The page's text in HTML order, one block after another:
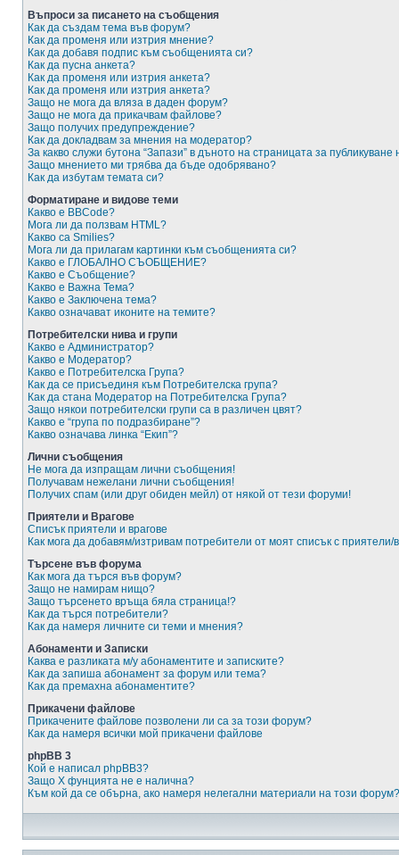
Въпроси за писането на съобщения
Как да създам тема във форум?
Как да променя или изтрия мнение?
Как да добавя подпис към съобщенията си?
Как да пусна анкета?
Как да променя или изтрия анкета?
Как да променя или изтрия анкета?
Защо не мога да вляза в даден форум?
Защо не мога да прикачвам файлове?
Защо получих предупреждение?
Как да докладвам за мнения на модератор?
За какво служи бутона “Запази” в дъното на страницата за
Защо мнението ми трябва да бъде одобрявано?
Как да избутам темата си?
Форматиране и видове теми
Какво е BBCode?
Мога ли да ползвам HTML?
Какво са Smilies?
Мога ли да прилагам картинки към съобщенията си?
Какво е ГЛОБАЛНО СЪОБЩЕНИЕ?
Какво е Съобщение?
Какво е Важна Тема?
Какво е Заключена тема?
Какво означават иконите на темите?
Потребителски нива и групи
Какво е Администратор?
Какво е Модератор?
Какво е Потребителска Група?
Как да се присъединя към Потребителска група?
Как да стана Модератор на Потребителска Група?
Защо някои потребителски групи са в различен цвят?
Какво е “група по подразбиране”?
Какво означава линка “Екип”?
Лични съобщения
Не мога да изпращам лични съобщения!
Получавам нежелани лични съобщения!
Получих спам (или друг обиден мейл) от някой от тези форуми!
Приятели и Врагове
Списък приятели и врагове
Как мога да добавям/изтривам потребители от моят списък с приятели/
Търсене във форума
Как мога да търся във форум?
Защо не намирам нищо?
Защо търсенето връща бяла страница!?
Как да търся потребители?
Как да намеря личните си теми и мнения?
Абонаменти и Записки
Каква е разликата м/у абонаментите и записките?
Как да запиша абонамент за форум или тема?
Как да премахна абонаментите?
Прикачени файлове
Прикачените файлове позволени ли са за този форум?
Как да намеря всички мой прикачени файлове
phpBB 3
Кой е написал phpBB3?
Защо X фунцията не е налична?
Към кой да се обърна, ако намеря нелегални материали на този форум?